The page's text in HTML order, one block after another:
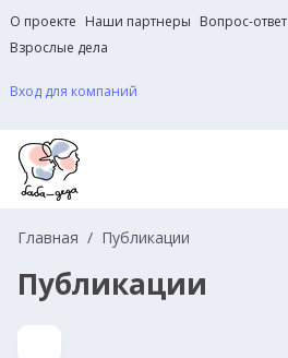
О проекте Наши партнеры Вопрос-ответ
Взрослые дела
Вход для компаний
Главная Публикации
Публикации